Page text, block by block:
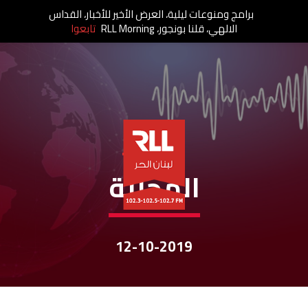
نشرات الأخبار
المحليّة
12-10-2019
برامج ومنوعات ليلية، العرض الأخير للأخبار، القداس
الالهي، قلنا بونجور، RLL Morning تابعوا